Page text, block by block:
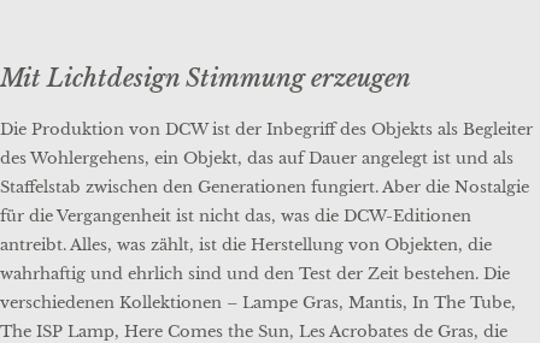
Mit Lichtdesign Stimmung erzeugen
Die Produktion von DCW ist der Inbegriff des Objekts als Begleiter
des Wohlergehens, ein Objekt, das auf Dauer angelegt ist und als
Staffelstab zwischen den Generationen fungiert. Aber die Nostalgie
für die Vergangenheit ist nicht das, was die DCW-Editionen
antreibt. Alles, was zählt, ist die Herstellung von Objekten, die
wahrhaftig und ehrlich sind und den Test der Zeit bestehen. Die
verschiedenen Kollektionen – Lampe Gras, Mantis, In The Tube,
The ISP Lamp, Here Comes the Sun, Les Acrobates de Gras, die